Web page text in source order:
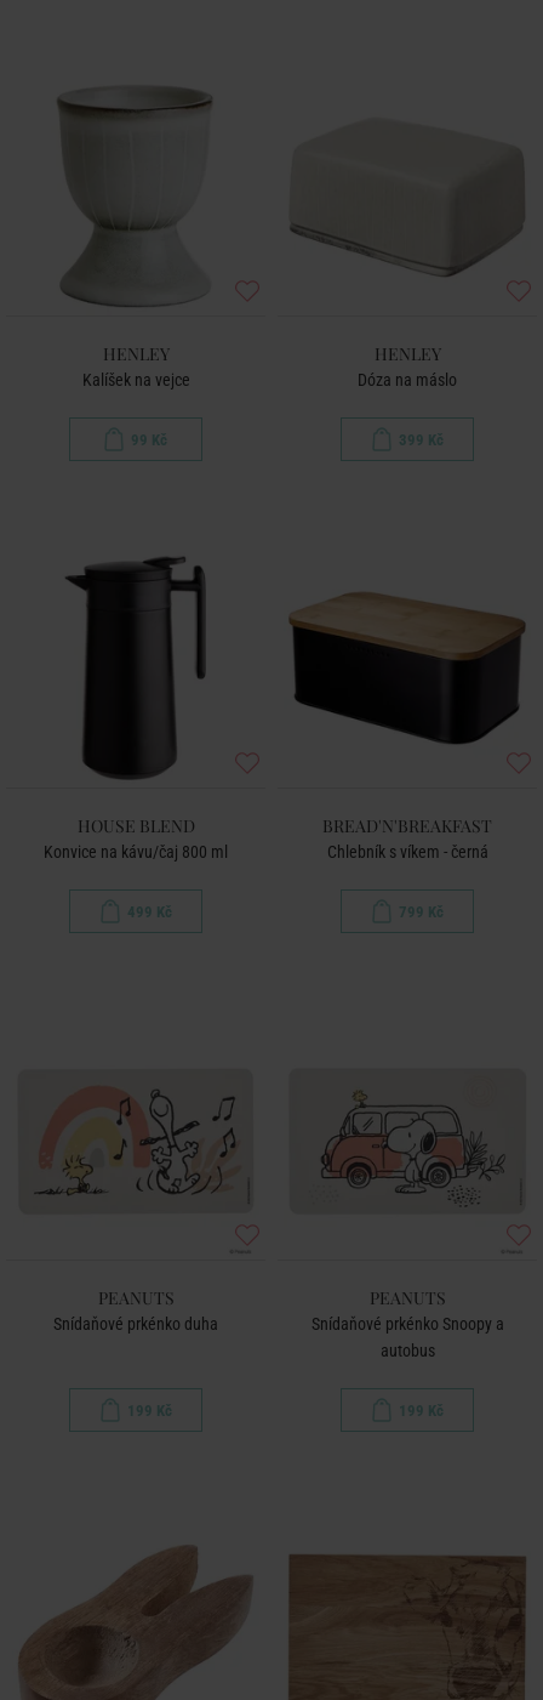
HENLEY
Kalíšek na vejce
99 Kč
HENLEY
Dóza na máslo
399 Kč
HOUSE BLEND
Konvice na kávu/čaj 800 ml
499 Kč
BREAD'N'BREAKFAST
Chlebník s víkem - černá
799 Kč
PEANUTS
Snídaňové prkénko duha
199 Kč
PEANUTS
Snídaňové prkénko Snoopy a
autobus
199 Kč